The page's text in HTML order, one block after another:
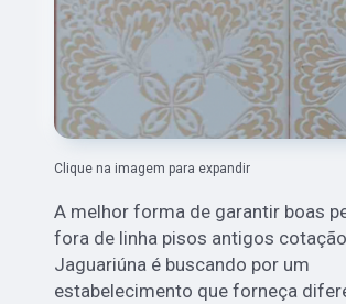
Clique na imagem para expandir
A melhor forma de garantir boas
fora de linha pisos antigos cotação
Jaguariúna é buscando por um
estabelecimento que forneça